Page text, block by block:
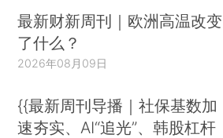
最新财新周刊｜欧洲高温改变
了什么？
2026年08月09日
{{最新周刊导播｜社保基数加
速夯实、AI“追光”、韩股杠杆